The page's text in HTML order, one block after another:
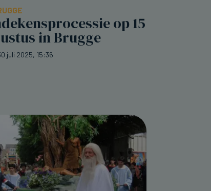
op 15
in Brugge
juli 2025, 15:36